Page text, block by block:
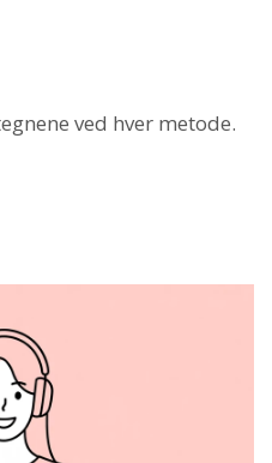
ved hver metode.